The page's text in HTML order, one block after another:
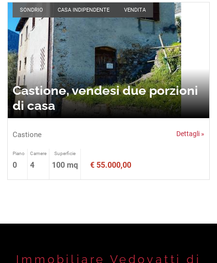
SONDRIO CASA INDIPENDENTE VENDITA
Castione, vendesi due porzioni
di casa
Castione Dettagli »
Piano
0
Camere
4
Superficie
100 mq € 55.000,00
Immobiliare Vedovatti di